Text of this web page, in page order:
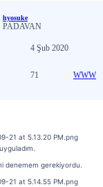
hyosuke
PADAVAN
4 Şub 2020
71 WWW
denemem gerekiyordu.